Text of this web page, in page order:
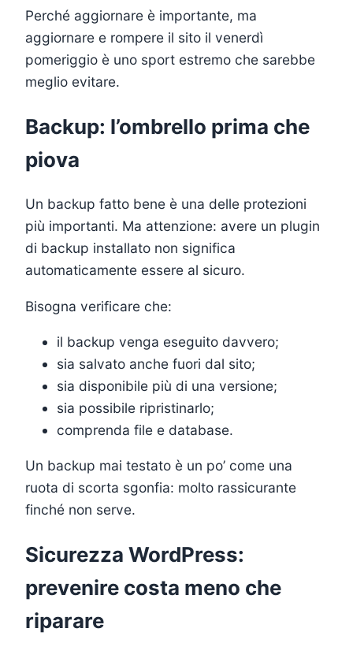
Perché aggiornare è importante, ma
aggiornare e rompere il sito il venerdì
pomeriggio è uno sport estremo che sarebbe
meglio evitare.
Backup: l’ombrello prima che
piova
Un backup fatto bene è una delle protezioni
più importanti. Ma attenzione: avere un plugin
di backup installato non significa
automaticamente essere al sicuro.
Bisogna verificare che:
il backup venga eseguito davvero;
sia salvato anche fuori dal sito;
sia disponibile più di una versione;
sia possibile ripristinarlo;
comprenda file e database.
Un backup mai testato è un po’ come una
ruota di scorta sgonfia: molto rassicurante
finché non serve.
Sicurezza WordPress:
prevenire costa meno che
riparare